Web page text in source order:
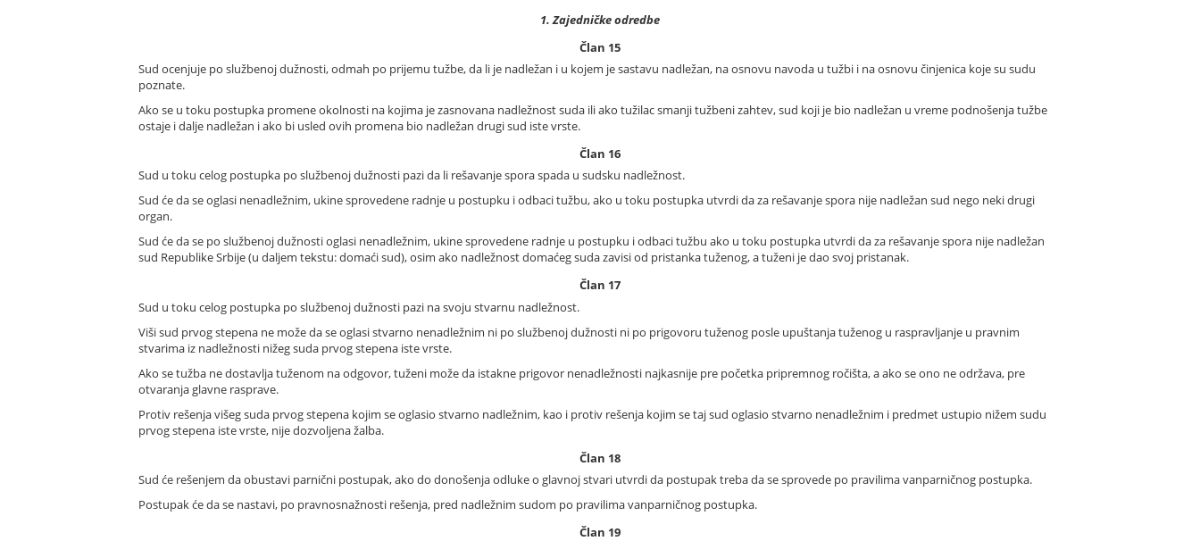
1. Zajedničke odredbe
Član 15
Sud ocenjuje po službenoj dužnosti, odmah po prijemu tužbe, da li je nadležan i u kojem je sastavu nadležan, na osnovu navoda u tužbi i na osnovu činjenica koje su sudu
poznate.
Ako se u toku postupka promene okolnosti na kojima je zasnovana nadležnost suda ili ako tužilac smanji tužbeni zahtev, sud koji je bio nadležan u vreme podnošenja tužbe
ostaje i dalje nadležan i ako bi usled ovih promena bio nadležan drugi sud iste vrste.
Član 16
Sud u toku celog postupka po službenoj dužnosti pazi da li rešavanje spora spada u sudsku nadležnost.
Sud će da se oglasi nenadležnim, ukine sprovedene radnje u postupku i odbaci tužbu, ako u toku postupka utvrdi da za rešavanje spora nije nadležan sud nego neki drugi
organ.
Sud će da se po službenoj dužnosti oglasi nenadležnim, ukine sprovedene radnje u postupku i odbaci tužbu ako u toku postupka utvrdi da za rešavanje spora nije nadležan
sud Republike Srbije (u daljem tekstu: domaći sud), osim ako nadležnost domaćeg suda zavisi od pristanka tuženog, a tuženi je dao svoj pristanak.
Član 17
Sud u toku celog postupka po službenoj dužnosti pazi na svoju stvarnu nadležnost.
Viši sud prvog stepena ne može da se oglasi stvarno nenadležnim ni po službenoj dužnosti ni po prigovoru tuženog posle upuštanja tuženog u raspravljanje u pravnim
stvarima iz nadležnosti nižeg suda prvog stepena iste vrste.
Ako se tužba ne dostavlja tuženom na odgovor, tuženi može da istakne prigovor nenadležnosti najkasnije pre početka pripremnog ročišta, a ako se ono ne održava, pre
otvaranja glavne rasprave.
Protiv rešenja višeg suda prvog stepena kojim se oglasio stvarno nadležnim, kao i protiv rešenja kojim se taj sud oglasio stvarno nenadležnim i predmet ustupio nižem sudu
prvog stepena iste vrste, nije dozvoljena žalba.
Član 18
Sud će rešenjem da obustavi parnični postupak, ako do donošenja odluke o glavnoj stvari utvrdi da postupak treba da se sprovede po pravilima vanparničnog postupka.
Postupak će da se nastavi, po pravnosnažnosti rešenja, pred nadležnim sudom po pravilima vanparničnog postupka.
Član 19